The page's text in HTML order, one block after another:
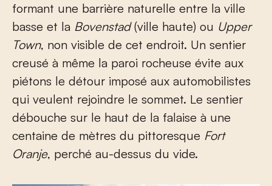
formant une barrière naturelle entre la ville
basse et la Bovenstad(ville haute) ou Upper
Town, non visible de cet endroit. Un sentier
creusé à même la paroi rocheuse évite aux
piétons le détour imposé aux automobilistes
qui veulent rejoindre le sommet. Le sentier
débouche sur le haut de la falaise à une
centaine de mètres du pittoresque Fort
Oranje, perché au-dessus du vide.